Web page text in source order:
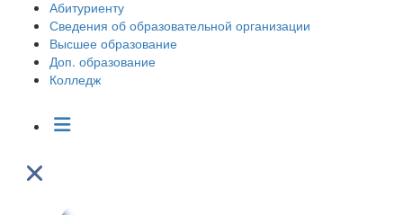
Абитуриенту
Сведения об образовательной организации
Высшее образование
Доп. образование
Колледж